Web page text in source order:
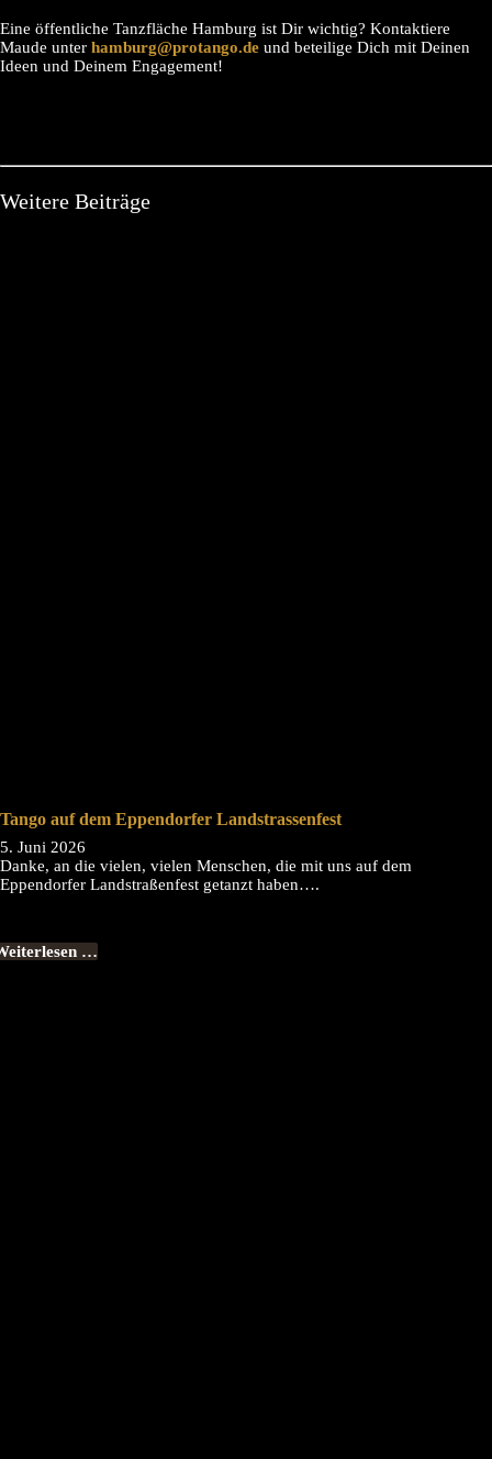
Eine öffentliche Tanzfläche Hamburg ist Dir wichtig? Kontaktiere
Maude unter hamburg@protango.de und beteilige Dich mit Deinen
Ideen und Deinem Engagement!
Weitere Beiträge
Tango auf dem Eppendorfer Landstrassenfest
5. Juni 2026
Danke, an die vielen, vielen Menschen, die mit uns auf dem
Eppendorfer Landstraßenfest getanzt haben….
…